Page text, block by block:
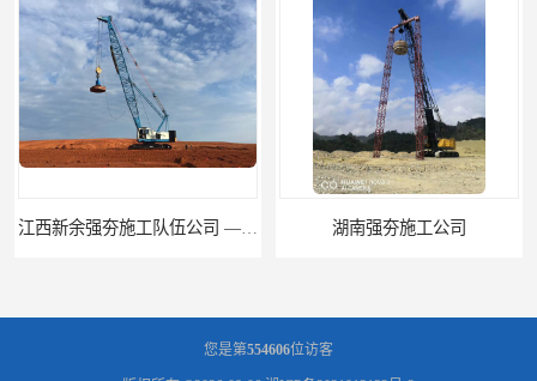
江西新余强夯施工队伍公司 —业峻强夯基础工程 湖南强夯施工公司
您是第554606位访客